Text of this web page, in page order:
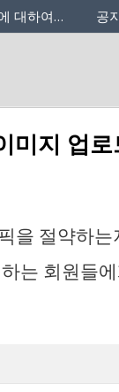
대하여… 공
미지 업
을 절약하
는 회원들